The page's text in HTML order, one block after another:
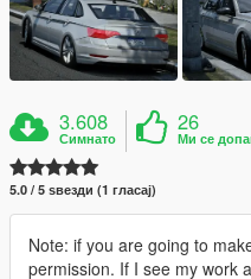
3.608
Симнато
26
Ми се
5.0 / 5 ѕвезди (1 гласај)
Note: if you are going to
permission. If I see my work